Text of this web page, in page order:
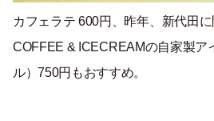
カフェラテ 600円、昨年、新代田
COFFEE & ICECREAMの自家製ア
ル）750円もおすすめ。